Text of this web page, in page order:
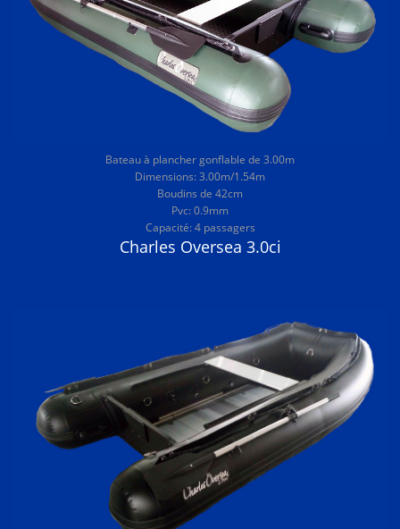
Bateau à plancher gonflable de 3.00m
Dimensions: 3.00m/1.54m
Boudins de 42cm
Pvc: 0.9mm
Capacité: 4 passagers
Charles Oversea 3.0ci